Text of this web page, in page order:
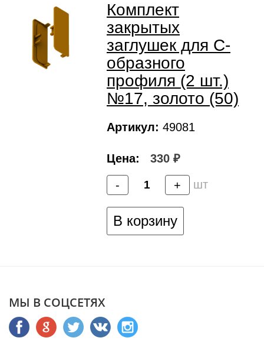
Комплект
закрытых
заглушек для С-
образного
профиля (2 шт.)
№17, золото (50)
Артикул: 49081
Цена: 330 ₽
- + шт
В корзину
МЫ В СОЦСЕТЯХ